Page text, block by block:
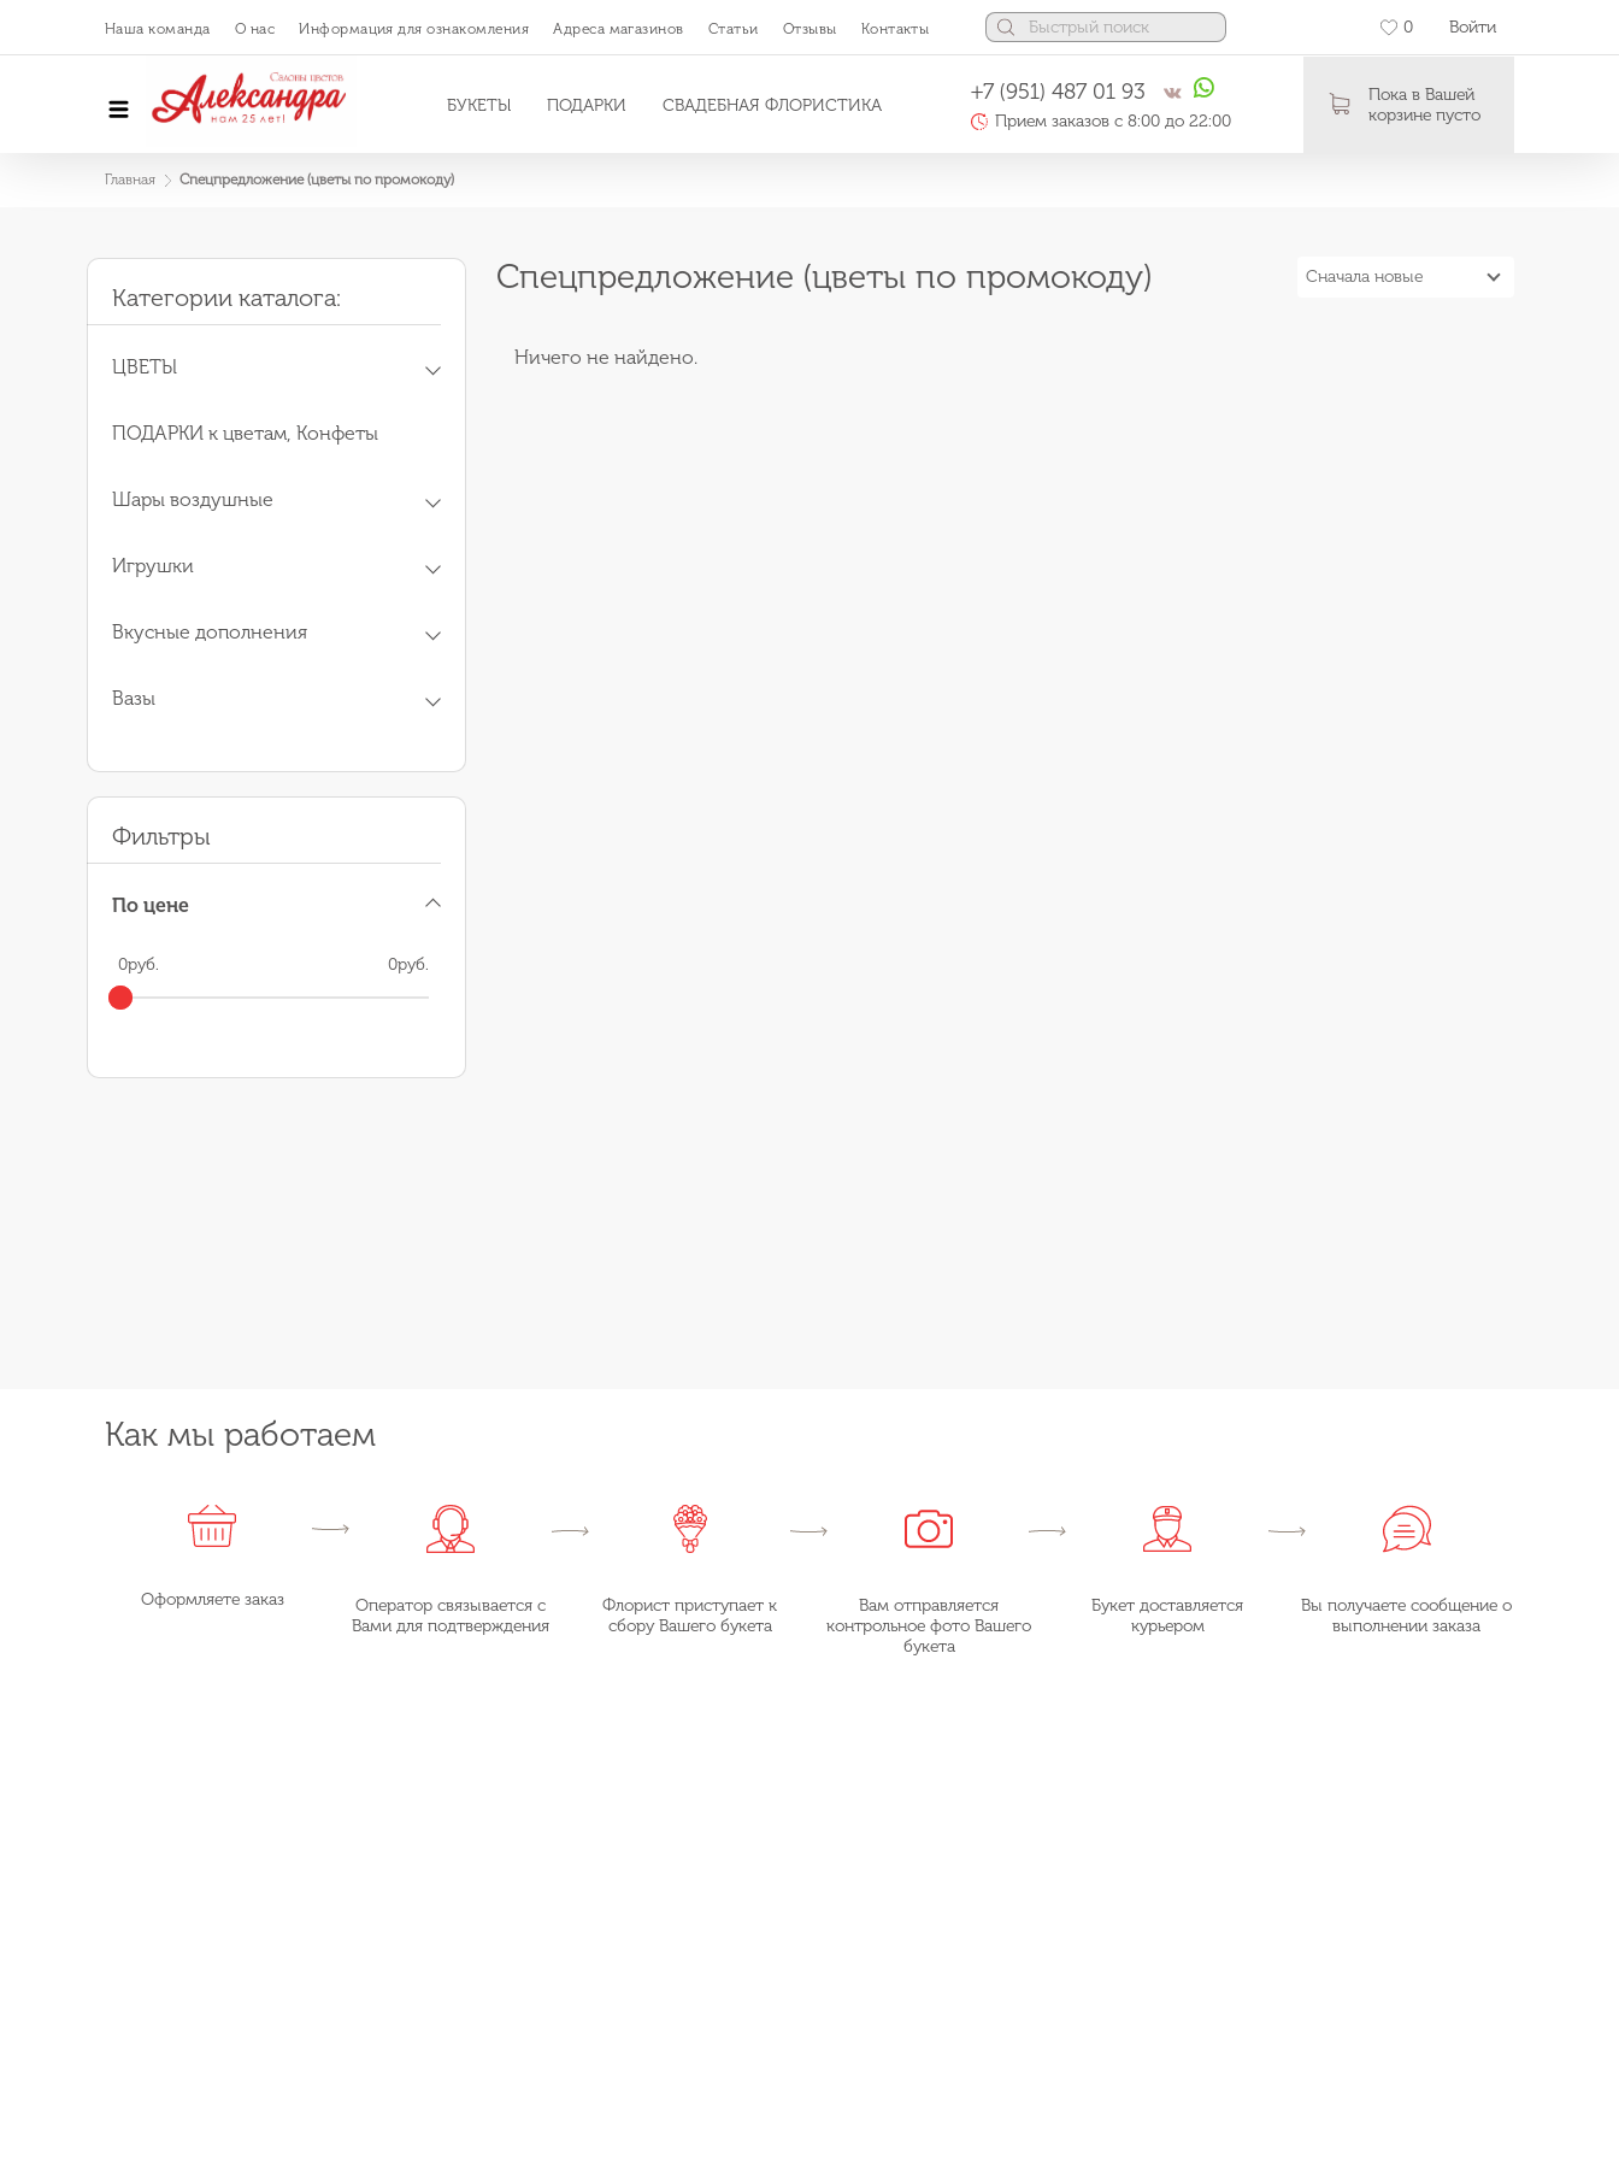
Наша команда О нас Информация для ознакомления Адреса магазинов Статьи Отзывы Контакты 0 Войти
БУКЕТЫ ПОДАРКИ СВАДЕБНАЯ ФЛОРИСТИКА
+7 (951) 487 01 93
Прием заказов с 8:00 до 22:00
Пока в Вашей
корзине пусто
Главная Спецпредложение (цветы по промокоду)
Спецпредложение (цветы по промокоду) Сначала новые
Категории каталога:
ЦВЕТЫ
ПОДАРКИ к цветам, Конфеты
Шары воздушные
Игрушки
Вкусные дополнения
Вазы
Фильтры
По цене
0руб. 0руб.
Ничего не найдено.
Как мы работаем
Оформляете заказ
Оператор связывается с
Вами для подтверждения
Флорист приступает к
сбору Вашего букета
Вам отправляется
контрольное фото Вашего
букета
Букет доставляется
курьером
Вы получаете сообщение о
выполнении заказа